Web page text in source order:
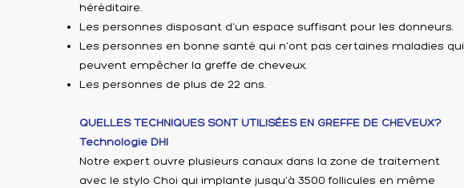
héréditaire.
Les personnes disposant d'un espace suffisant pour les donneurs.
Les personnes en bonne santé qui n'ont pas certaines maladies qui
peuvent empêcher la greffe de cheveux.
Les personnes de plus de 22 ans.
QUELLES TECHNIQUES SONT UTILISÉES EN GREFFE DE CHEVEUX?
Technologie DHI
Notre expert ouvre plusieurs canaux dans la zone de traitement
avec le stylo Choi qui implante jusqu'à 3500 follicules en même